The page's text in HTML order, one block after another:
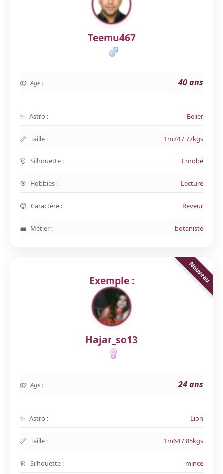
Teemu467
Age : 40 ans
Astro : Belier
Taille : 1m74 / 77kgs
Silhouette : Enrobé
Hobbies : Lecture
Caractère : Reveur
Métier : botaniste
Exemple :
Hajar_so13
Age : 24 ans
Astro : Lion
Taille : 1m64 / 85kgs
Silhouette : mince